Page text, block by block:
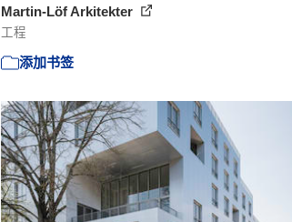
Martin-Löf Arkitekter
工程
添加书签